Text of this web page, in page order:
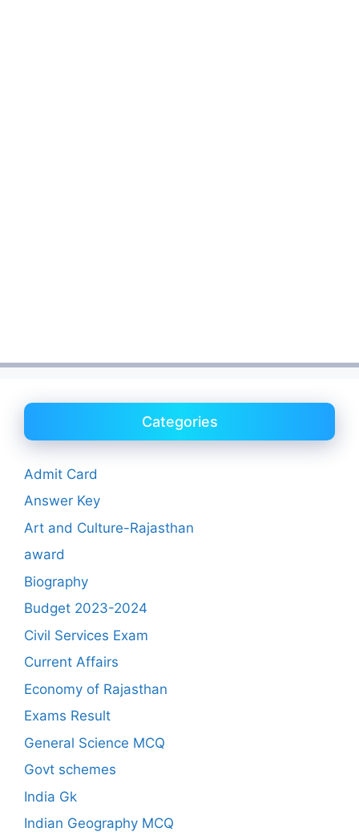
Categories
Admit Card
Answer Key
Art and Culture-Rajasthan
award
Biography
Budget 2023-2024
Civil Services Exam
Current Affairs
Economy of Rajasthan
Exams Result
General Science MCQ
Govt schemes
India Gk
Indian Geography MCQ